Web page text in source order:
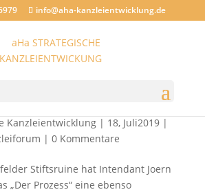
info@aha-kanzleientwicklung.de
Der Prozess – Theater-
Kanzleientwicklung| 18, Juli2019|
| 0 Kommentare
Stiftsruine hat Intendant Joern
„Der Prozess“ eine ebenso